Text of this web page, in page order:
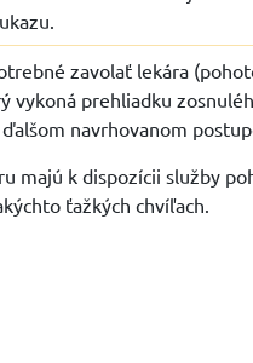
zavolať lekára
vykoná prehliadku
navrhovanom
majú k dispozícii služby
ťažkých chvíľach.